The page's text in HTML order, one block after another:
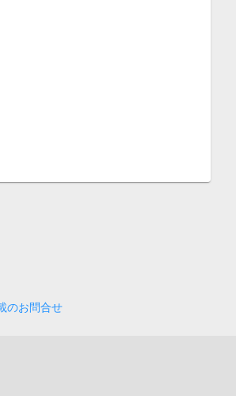
のお問合せ